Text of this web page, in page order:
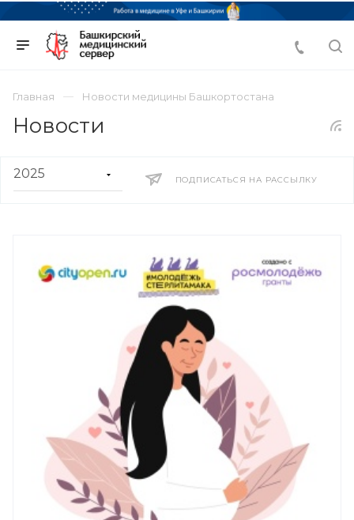
Главная Новости медицины Башкортостана
Новости
ПОДПИСАТЬСЯ НА РАССЫЛКУ